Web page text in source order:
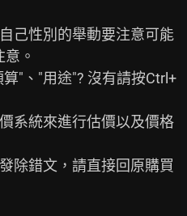
己性別的舉動要注意可能
。
"、"用途"? 沒有請按Ctrl+
系統來進行估價以及價格
除錯文，請直接回原購買